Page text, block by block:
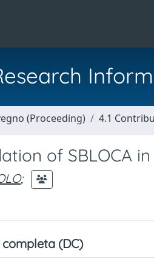
(Proceeding) 4.1
of SBLOCA in
;
completa (DC)